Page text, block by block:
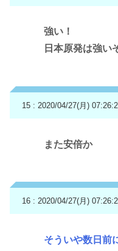
強い！
日本原発は強い
15 : 2020/04/27(月)
また安倍か
16 : 2020/04/27(月)
そういや数日前